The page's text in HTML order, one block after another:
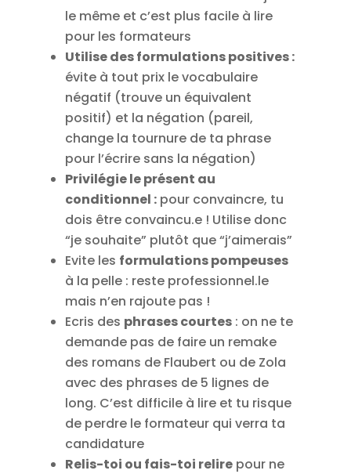
le même et c’est plus facile à lire
pour les formateurs
Utilise des formulations positives :
évite à tout prix le vocabulaire
négatif (trouve un équivalent
positif) et la négation (pareil,
change la tournure de ta phrase
pour l’écrire sans la négation)
Privilégie le présent au
conditionnel : pour convaincre, tu
dois être convaincu.e ! Utilise donc
“je souhaite” plutôt que “j’aimerais”
Evite les formulations pompeuses
à la pelle : reste professionnel.le
mais n’en rajoute pas !
Ecris des phrases courtes : on ne te
demande pas de faire un remake
des romans de Flaubert ou de Zola
avec des phrases de 5 lignes de
long. C’est difficile à lire et tu risque
de perdre le formateur qui verra ta
candidature
Relis-toi ou fais-toi relire pour ne